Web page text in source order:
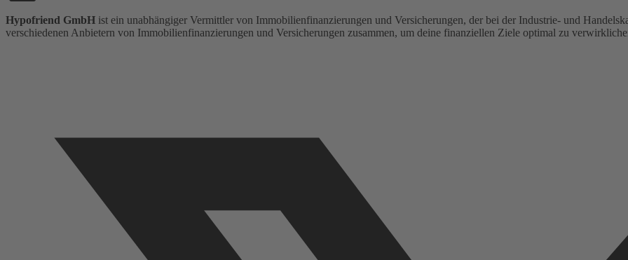
Hypofriend GmbH ist ein unabhängiger Vermittler von Immobilienfinanzierungen und Versicherungen, der bei der Industrie- und
verschiedenen Anbietern von Immobilienfinanzierungen und Versicherungen zusammen, um deine finanziellen Ziele optimal zu